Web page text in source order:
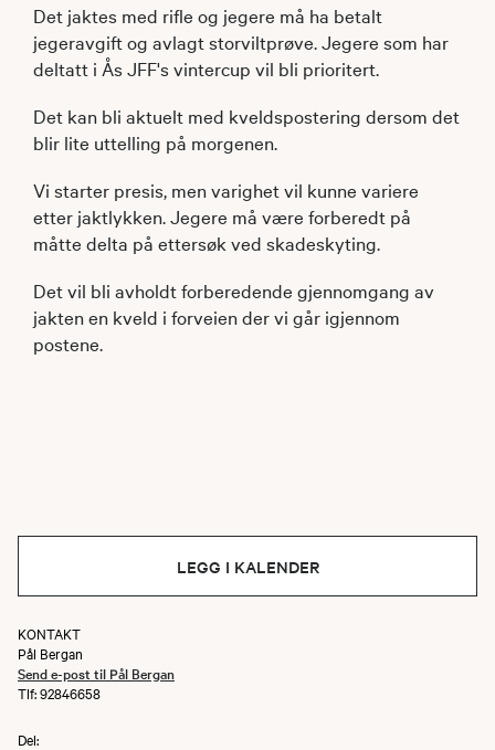
Det jaktes med rifle og jegere må ha betalt
jegeravgift og avlagt storviltprøve. Jegere som har
deltatt i Ås JFF's vintercup vil bli prioritert.
Det kan bli aktuelt med kveldspostering dersom det
blir lite uttelling på morgenen.
Vi starter presis, men varighet vil kunne variere
etter jaktlykken. Jegere må være forberedt på
måtte delta på ettersøk ved skadeskyting.
Det vil bli avholdt forberedende gjennomgang av
jakten en kveld i forveien der vi går igjennom
postene.
LEGG I KALENDER
KONTAKT
Pål Bergan
Send e-post til Pål Bergan
Tlf: 92846658
Del: